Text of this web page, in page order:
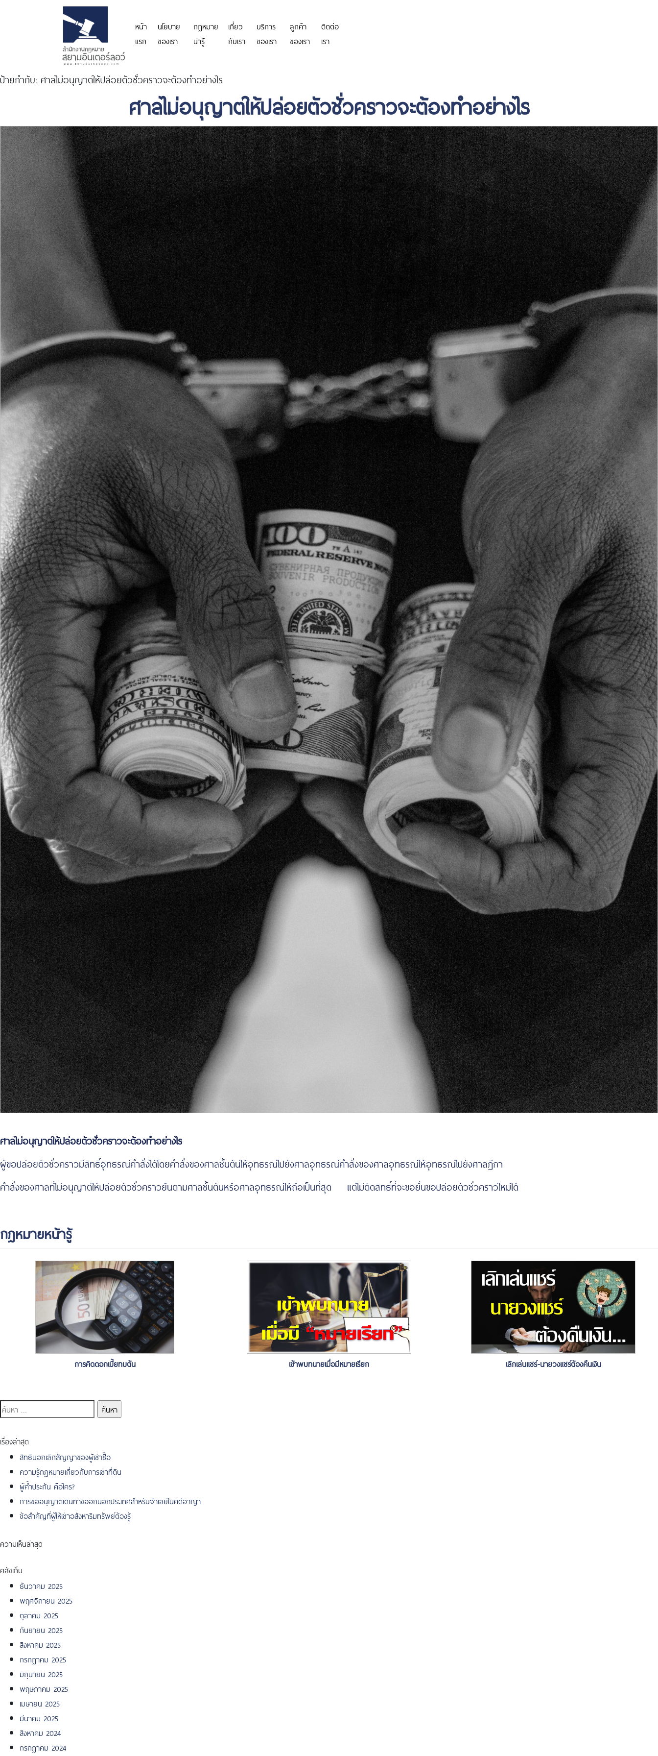
หน้า
แรก
นโยบาย
ของเรา
กฎหมาย
น่ารู้
เกี่ยว
กับเรา
บริการ
ของเรา
ลูกค้า
ของเรา
ติดต่อ
เรา
ป้ายกำกับ: ศาลไม่อนุญาตให้ปล่อยตัวชั่วคราวจะต้องทำอย่างไร
ศาลไม่อนุญาตให้ปล่อยตัวชั่วคราวจะต้องทำอย่างไร
ศาลไม่อนุญาตให้ปล่อยตัวชั่วคราวจะต้องทำอย่างไร
ผู้ขอปล่อยตัวชั่วคราวมีสิทธิ์อุทธรณ์คำสั่งได้โดยคำสั่งของศาลชั้นต้นให้อุทธรณ์ไปยังศาลอุทธรณ์คำสั่งของศาลอุทธรณ์ให้อุทธรณ์ไปยังศาลฎีกา
คำสั่งของศาลที่ไม่อนุญาตให้ปล่อยตัวชั่วคราวยืนตามศาลชั้นต้นหรือศาลอุทธรณ์ให้ถือเป็นที่สุด แต่ไม่ตัดสิทธิ์ที่จะขอยื่นขอปล่อยตัวชั่วคราวใหม่ได้
กฎหมายหน้ารู้
การคิดดอกเบี้ยทบต้น เข้าพบทนายเมื่อมีหมายเรียก เลิกเล่นแชร์-นายวงแชร์ต้องคืนเงิน
ค้นหา
สำหรับ:
เรื่องล่าสุด
สิทธิบอกเลิกสัญญาของผู้เช่าซื้อ
ความรู้กฎหมายเกี่ยวกับการเช่าที่ดิน
ผู้ค้ำประกัน คือใคร?
การขออนุญาตเดินทางออกนอกประเทศสำหรับจำเลยในคดีอาญา
ข้อสำคัญที่ผู้ให้เช่าอสังหาริมทรัพย์ต้องรู้
ความเห็นล่าสุด
คลังเก็บ
ธันวาคม 2025
พฤศจิกายน 2025
ตุลาคม 2025
กันยายน 2025
สิงหาคม 2025
กรกฎาคม 2025
มิถุนายน 2025
พฤษภาคม 2025
เมษายน 2025
มีนาคม 2025
สิงหาคม 2024
กรกฎาคม 2024